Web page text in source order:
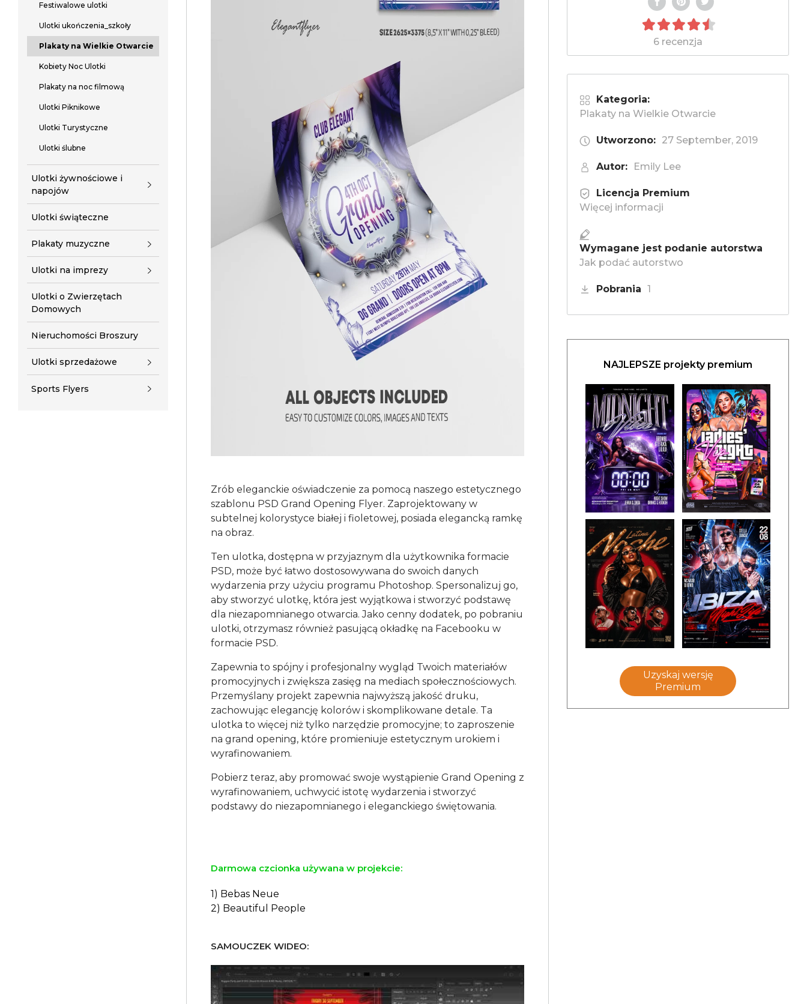
Festiwalowe ulotki
Ulotki ukończenia_szkoły
Plakaty na Wielkie Otwarcie
Kobiety Noc Ulotki
Plakaty na noc filmową
Ulotki Piknikowe
Ulotki Turystyczne
Ulotki ślubne
Ulotki żywnościowe i
napojów
Ulotki świąteczne
Plakaty muzyczne
Ulotki na imprezy
Ulotki o Zwierzętach
Domowych
Nieruchomości Broszury
Ulotki sprzedażowe
Sports Flyers
Zrób eleganckie oświadczenie za pomocą naszego estetycznego
szablonu PSD Grand Opening Flyer. Zaprojektowany w
subtelnej kolorystyce białej i fioletowej, posiada elegancką ramkę
na obraz.
Ten ulotka, dostępna w przyjaznym dla użytkownika formacie
PSD, może być łatwo dostosowywana do swoich danych
wydarzenia przy użyciu programu Photoshop. Spersonalizuj go,
aby stworzyć ulotkę, która jest wyjątkowa i stworzyć podstawę
dla niezapomnianego otwarcia. Jako cenny dodatek, po pobraniu
ulotki, otrzymasz również pasującą okładkę na Facebooku w
formacie PSD.
Zapewnia to spójny i profesjonalny wygląd Twoich materiałów
promocyjnych i zwiększa zasięg na mediach społecznościowych.
Przemyślany projekt zapewnia najwyższą jakość druku,
zachowując elegancję kolorów i skomplikowane detale. Ta
ulotka to więcej niż tylko narzędzie promocyjne; to zaproszenie
na grand opening, które promieniuje estetycznym urokiem i
wyrafinowaniem.
Pobierz teraz, aby promować swoje wystąpienie Grand Opening z
wyrafinowaniem, uchwycić istotę wydarzenia i stworzyć
podstawy do niezapomnianego i eleganckiego świętowania.
Darmowa czcionka używana w projekcie:
1) Bebas Neue
2) Beautiful People
SAMOUCZEK WIDEO:
6 recenzja
Kategoria:
Plakaty na Wielkie Otwarcie
Utworzono: 27 September, 2019
Autor: Emily Lee
Licencja Premium
Więcej informacji
Wymagane jest podanie autorstwa
Jak podać autorstwo
Pobrania 1
NAJLEPSZE projekty premium
Uzyskaj wersję
Premium